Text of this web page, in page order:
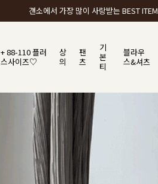
갠소에서 가장 많이 사랑받는 BEST ITEM
+ 88-110 플러
스사이즈♡
상
의
팬
츠
기
본
티
블라우
스&셔츠